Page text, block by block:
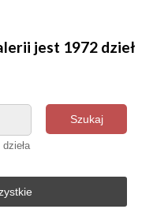
jest 1972 dzieł
Szukaj